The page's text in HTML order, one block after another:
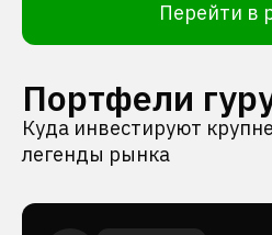
Перейти в
Портфели
Куда инвестируют
легенды рынка